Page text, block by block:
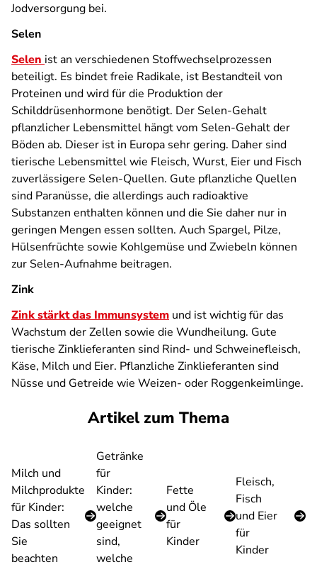
Jodversorgung bei.
Selen
Selen ist an verschiedenen Stoffwechselprozessen
beteiligt. Es bindet freie Radikale, ist Bestandteil von
Proteinen und wird für die Produktion der
Schilddrüsenhormone benötigt. Der Selen-Gehalt
pflanzlicher Lebensmittel hängt vom Selen-Gehalt der
Böden ab. Dieser ist in Europa sehr gering. Daher sind
tierische Lebensmittel wie Fleisch, Wurst, Eier und Fisch
zuverlässigere Selen-Quellen. Gute pflanzliche Quellen
sind Paranüsse, die allerdings auch radioaktive
Substanzen enthalten können und die Sie daher nur in
geringen Mengen essen sollten. Auch Spargel, Pilze,
Hülsenfrüchte sowie Kohlgemüse und Zwiebeln können
zur Selen-Aufnahme beitragen.
Zink
Zink stärkt das Immunsystem und ist wichtig für das
Wachstum der Zellen sowie die Wundheilung. Gute
tierische Zinklieferanten sind Rind- und Schweinefleisch,
Käse, Milch und Eier. Pflanzliche Zinklieferanten sind
Nüsse und Getreide wie Weizen- oder Roggenkeimlinge.
Artikel zum Thema
Milch und
Milchprodukte
für Kinder:
Das sollten
Sie
beachten
Getränke
für
Kinder:
welche
geeignet
sind,
welche
Fette
und Öle
für
Kinder
Fleisch,
Fisch
und Eier
für
Kinder